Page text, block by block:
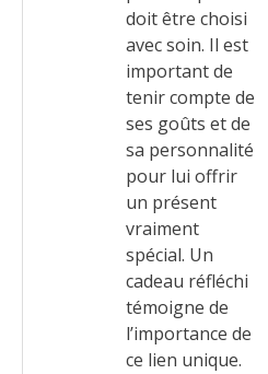
doit être choisi
avec soin. Il est
important de
tenir compte de
ses goûts et de
sa personnalité
pour lui offrir
un présent
vraiment
spécial. Un
cadeau réfléchi
témoigne de
l’importance de
ce lien unique.